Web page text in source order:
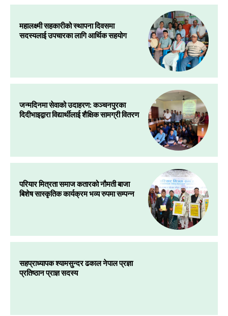
महालक्ष्मी सहकारीको स्थापना दिवसमा
सदस्यलाई उपचारका लागि आर्थिक सहयोग
जन्मदिनमा सेवाको उदाहरण: कञ्चनपुरका
दिदीभाइद्वारा विद्यार्थीलाई शैक्षिक सामग्री वितरण
परियार मित्रता समाज कतारको नौमती बाजा
बिशेष सास्कृतिक कार्यक्रम भव्य रुपमा सम्पन्न
सहप्राध्यापक श्यामसुन्दर ढकाल नेपाल प्रज्ञा
प्रतिष्ठान प्राज्ञ सदस्य